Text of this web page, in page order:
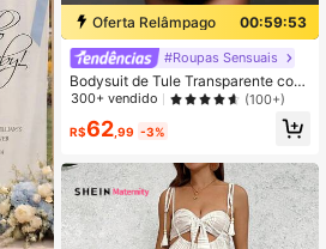
Oferta Relâmpago 00:59:52
#Roupas Sensuais
Bodysuit de Tule Transparente com
Gola Alta para Gestantes, Adequad
to Verão
300+ vendido (100+)
R$62 ,99 -3%